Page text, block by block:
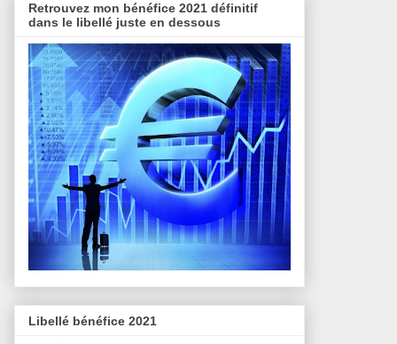
Retrouvez mon bénéfice 2021 définitif
dans le libellé juste en dessous
Libellé bénéfice 2021